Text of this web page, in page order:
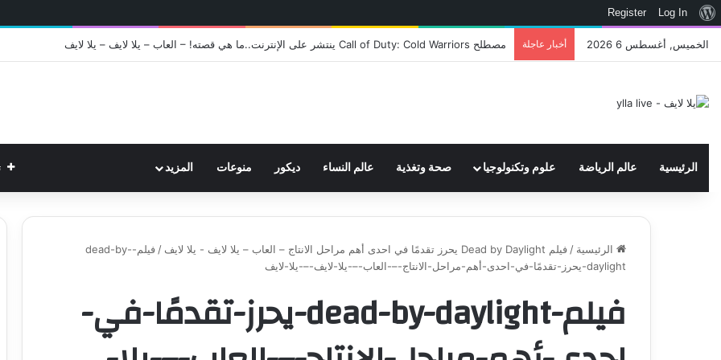
نبذة
ووردبريس
Log In
Register
الخميس, أغسطس 6 2026 أخبار عاجلة اتحاد WWE يسجل ثلاث علامات تجارية تتعلق في الألعاب..هل هناك إعلان قريب! – العاب – يلا لايف – يلا لايف
الرئيسية عالم الرياضة علوم وتكنولوجيا صحة وتغذية عالم النساء ديكور منوعات المزيد
الرئيسية / فيلم Dead by Daylight يحرز تقدمًا في احدى أهم مراحل الانتاج – العاب – يلا لايف - يلا لايف /
فيلم-dead-by-
daylight-يحرز-تقدمًا-في-احدى-أهم-مراحل-الانتاج-–-العاب-–-يلا-لايف-–-يلا-لايف
فيلم-dead-by-daylight-يحرز-تقدمًا-في-